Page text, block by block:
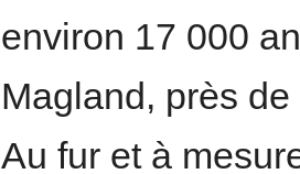
environ 17 000
Magland, près
Au fur et à